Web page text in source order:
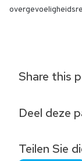
Share this
Deel deze
Teilen Sie